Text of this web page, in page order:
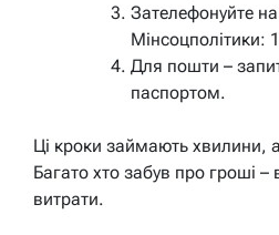
Зателефонуйте на
Мінсоцполітики:
Для пошти – запит
паспортом.
Ці кроки займають хвилини,
Багато хто забув про гроші
витрати.